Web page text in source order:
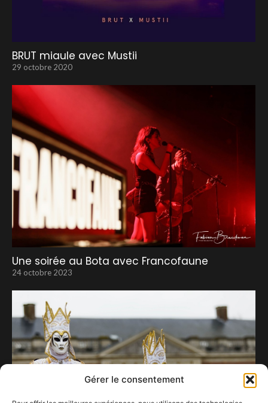
Gérer le consentement
BRUT miaule avec Mustii
29 octobre 2020
Une soirée au Bota avec Francofaune
24 octobre 2023